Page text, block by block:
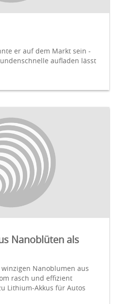
er auf dem Markt sein -
aufladen lässt
Nanoblüten als
Nanoblumen aus
rasch und effizient
Lithium-Akkus für Autos